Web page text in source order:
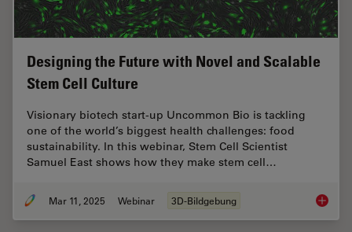
Designing the Future with Novel and Scalable
Stem Cell Culture
Visionary biotech start-up Uncommon Bio is tackling
one of the world’s biggest health challenges: food
sustainability. In this webinar, Stem Cell Scientist
Samuel East shows how they make stem cell…
Mar 11, 2025 Webinar 3D-Bildgebung